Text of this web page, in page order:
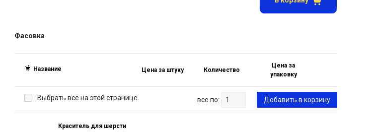
Фасовка
Название Цена за штуку Количество
Цена за
упаковку
Выбрать все на этой странице все по: Добавить в корзину
Краситель для шерсти